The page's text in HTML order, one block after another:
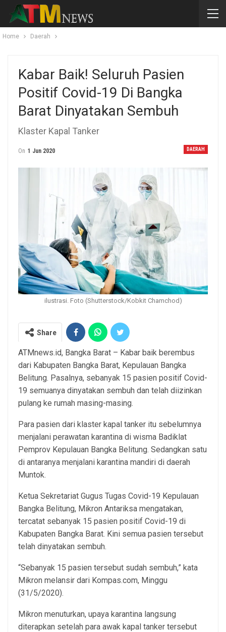
Home Daerah
Kabar Baik! Seluruh Pasien
Positif Covid-19 Di Bangka
Barat Dinyatakan Sembuh
Klaster Kapal Tanker
DAERAH
On 1 Jun 2020
ilustrasi. Foto (Shutterstock/Kobkit Chamchod)
Share
ATMnews.id, Bangka Barat – Kabar baik berembus
dari Kabupaten Bangka Barat, Kepulauan Bangka
Belitung. Pasalnya, sebanyak 15 pasien positif Covid-
19 semuanya dinyatakan sembuh dan telah diizinkan
pulang ke rumah masing-masing.
Para pasien dari klaster kapal tanker itu sebelumnya
menjalani perawatan karantina di wisma Badiklat
Pemprov Kepulauan Bangka Belitung. Sedangkan satu
di antaranya menjalani karantina mandiri di daerah
Muntok.
Ketua Sekretariat Gugus Tugas Covid-19 Kepulauan
Bangka Belitung, Mikron Antariksa mengatakan,
tercatat sebanyak 15 pasien positif Covid-19 di
Kabupaten Bangka Barat. Kini semua pasien tersebut
telah dinyatakan sembuh.
“Sebanyak 15 pasien tersebut sudah sembuh,” kata
Mikron melansir dari Kompas.com, Minggu
(31/5/2020).
Mikron menuturkan, upaya karantina langsung
diterapkan setelah para awak kapal tanker tersebut